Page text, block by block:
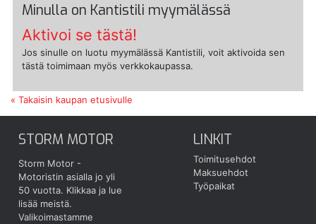
Minulla on Kantistili myymälässä
Aktivoi se tästä!
Jos sinulle on luotu myymälässä Kantistili, voit aktivoida sen
tästä toimimaan myös verkkokaupassa.
« Takaisin kaupan etusivulle
STORM MOTOR
Storm Motor -
Motoristin asialla jo yli
50 vuotta. Klikkaa ja lue
lisää meistä.
Valikoimastamme
LINKIT
Toimitusehdot
Maksuehdot
Työpaikat